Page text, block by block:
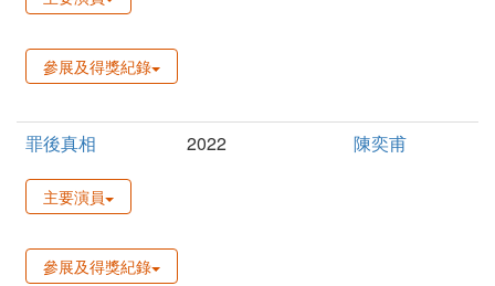
參展及得獎紀錄
罪後真相 2022 陳奕甫
主要演員
參展及得獎紀錄